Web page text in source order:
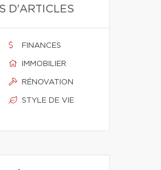
D'ARTICLES
FINANCES
IMMOBILIER
RÉNOVATION
STYLE DE VIE